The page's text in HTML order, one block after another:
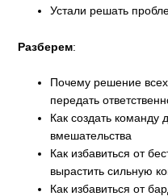
Устали решать
Разберем:
Почему решение
передать
Как создать команду
вмешательства
Как избавиться от
вырастить сильную
Как избавиться от